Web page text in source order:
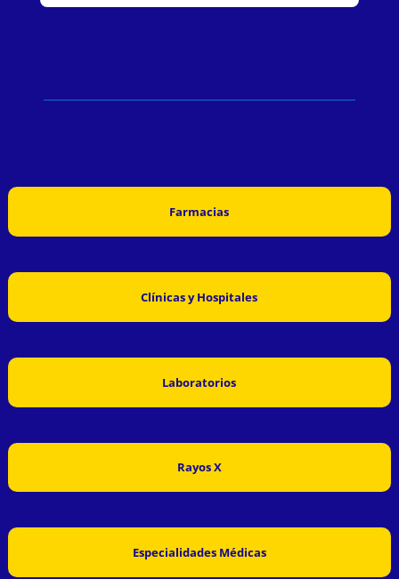
Farmacias
Clínicas y Hospitales
Laboratorios
Rayos X
Especialidades Médicas